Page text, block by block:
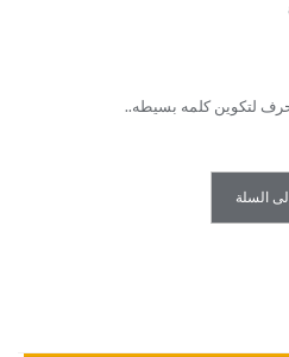
لتكوين كلمه بسيطه..
السلة